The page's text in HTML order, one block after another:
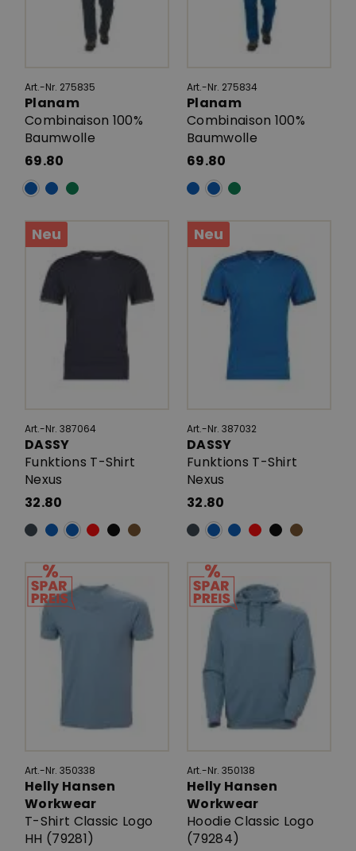
Art.-Nr. 275835
Planam
Combinaison 100%
Baumwolle
69.80
Art.-Nr. 275834
Planam
Combinaison 100%
Baumwolle
69.80
Neu
Art.-Nr. 387064
DASSY
Funktions T-Shirt
Nexus
32.80
Neu
Art.-Nr. 387032
DASSY
Funktions T-Shirt
Nexus
32.80
Art.-Nr. 350338
Helly Hansen
Workwear
T-Shirt Classic Logo
HH (79281)
Art.-Nr. 350138
Helly Hansen
Workwear
Hoodie Classic Logo
(79284)